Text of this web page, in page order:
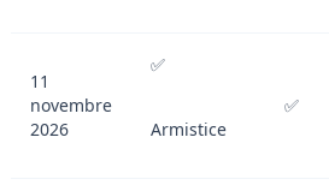
11
novembre
2026
✅
Armistice
✅